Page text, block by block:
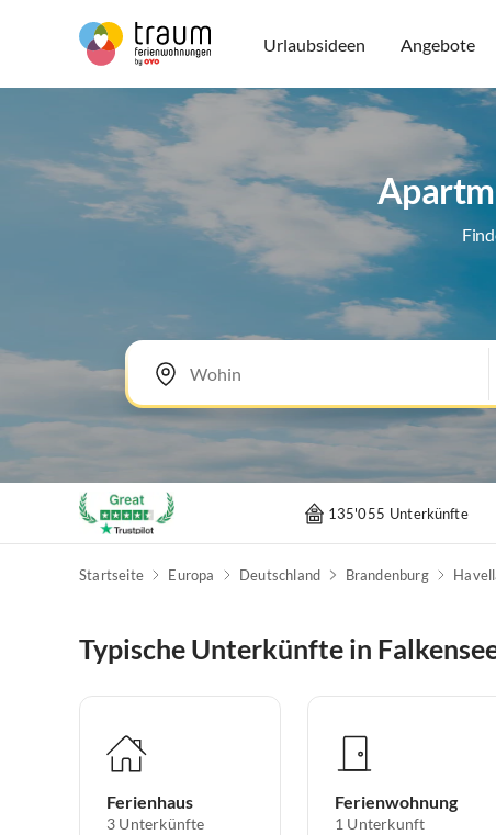
Urlaubsideen Angebote
135'055 Unterkünfte
Startseite Europa Deutschland Brandenburg
Typische Unterkünfte in
Ferienhaus
3 Unterkünfte
Ferienwohnung
1 Unterkunft